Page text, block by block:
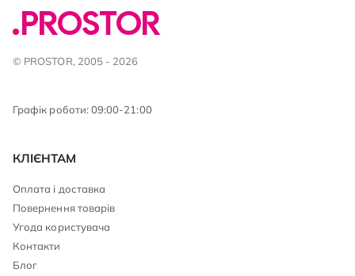
© PROSTOR, 2005 - 2026
Графік роботи: 09:00-21:00
КЛІЄНТАМ
Оплата і доставка
Повернення товарів
Угода користувача
Контакти
Блог